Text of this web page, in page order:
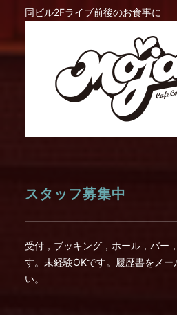
同ビル2Fライブ前後のお食事に
スタッフ募集中
受付，ブッキング，ホール，バー
す。未経験OKです。履歴書をメー
い。